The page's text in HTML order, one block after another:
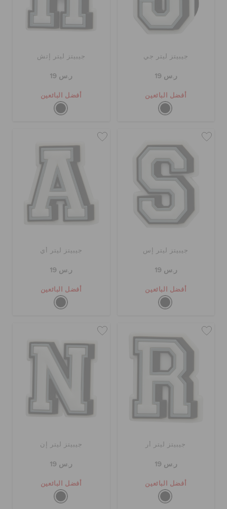
قائمة الامنيات
تحديد موقع المتجر
حالة الطلبية
الطلبيات المرتجعة
خدمة العملاء
جيبيتز ليتر جي
ر.س 19
أفضل البائعين
جيبيتز ليتر إتش
ر.س 19
أفضل البائعين
جيبيتز ليتر إس
ر.س 19
أفضل البائعين
جيبيتز ليتر أي
ر.س 19
أفضل البائعين
جيبيتز ليتر أر
ر.س 19
أفضل البائعين
جيبيتز ليتر إن
ر.س 19
أفضل البائعين